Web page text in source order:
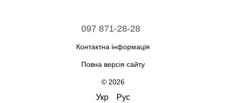
097 871-28-28
Контактна інформація
Повна версія сайту
© 2026
Укр Рус